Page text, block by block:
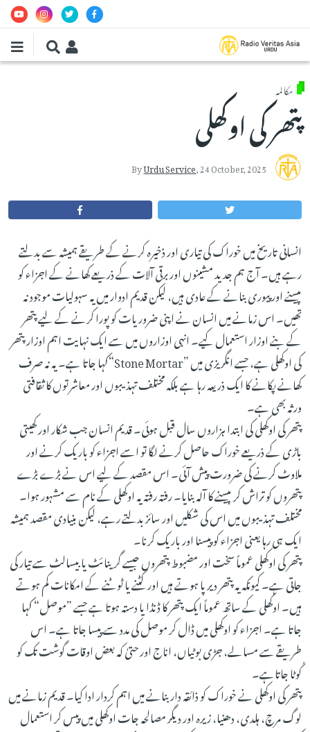
مکالمہ
پتھر کی اوکھلی
ByUrdu Service,24 October, 2025
انسانی تاریخ میں خوراک کی تیاری اور ذخیرہ کرنے کے طریقے ہمیشہ سے بدلتے
رہے ہیں۔ آج ہم جدید مشینوں اور برقی آلات کے ذریعے کھانے کے اجزاء کو
پیسنے اور پیوری بنانے کے عادی ہیں، لیکن قدیم ادوار میں یہ سہولیات موجود نہ
تھیں۔ اس زمانے میں انسان نے اپنی ضروریات کو پورا کرنے کے لیے پتھر
کے بنے اوزار استعمال کیے۔ انہی اوزاروں میں سے ایک نہایت اہم اوزار پتھر
کی اوکھلی ہے، جسے انگریزی میں ”Stone Mortar“کہا جاتا ہے۔ یہ نہ صرف
کھانے پکانے کا ایک ذریعہ رہا ہے بلکہ مختلف تہذیبوں اور معاشرتوں کا ثقافتی
ورثہ بھی ہے۔
پتھر کی اوکھلی کی ابتدا ہزاروں سال قبل ہوئی۔ قدیم انسان جب شکار اور کھیتی
باڑی کے ذریعے خوراک حاصل کرنے لگا تو اسے اجزاء کو باریک کرنے اور
ملاوٹ کرنے کی ضرورت پیش آئی۔ اس مقصد کے لیے اس نے بڑے بڑے
پتھروں کو تراش کر پیسنے کا آلہ بنایا۔ رفتہ رفتہ یہ اوکھلی کے نام سے مشہور ہوا۔
مختلف تہذیبوں میں اس کی شکلیں اور سائز بدلتے رہے، لیکن بنیادی مقصد ہمیشہ
ایک ہی رہا یعنی اجزاء کو پیسنا اور باریک کرنا۔
پتھر کی اوکھلی عموماً سخت اور مضبوط پتھروں جیسے گرینائٹ یا بیسالٹ سے تیار کی
جاتی ہے۔ کیونکہ یہ پتھر دیرپا ہوتے ہیں اور کٹنے یا ٹوٹنے کے امکانات کم ہوتے
ہیں۔ اوکھلی کے ساتھ عموماً ایک پتھر کا ڈنڈا یا دستہ ہوتا ہے جسے ”موصل“ کہا
جاتا ہے۔ اجزاء کو اوکھلی میں ڈال کر موصل کی مدد سے پیسا جاتا ہے۔ اس
طریقے سے مسالے، جڑی بوٹیاں، اناج اور حتیٰ کہ بعض اوقات گوشت تک کو
کُوٹا جاتاہے۔
پتھر کی اوکھلی نے خوراک کو ذائقہ دار بنانے میں اہم کردار ادا کیا۔ قدیم زمانے میں
لوگ مرچ، ہلدی، دھنیا، زیرہ اور دیگر مصالحہ جات اوکھلی میں پیس کر استعمال